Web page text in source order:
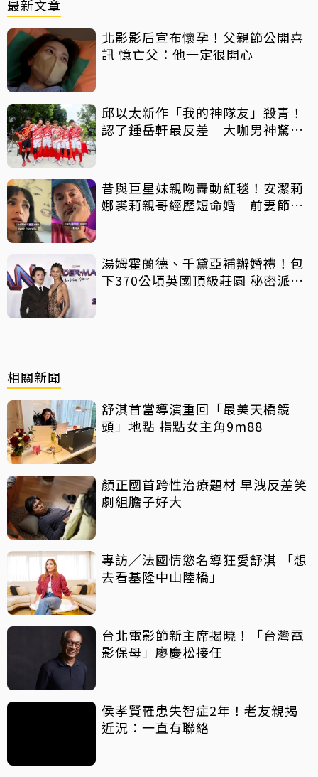
最新文章
北影影后宣布懷孕！父親節公開喜
訊 憶亡父：他一定很開心
邱以太新作「我的神隊友」殺青！
認了鍾岳軒最反差 大咖男神驚喜
昔與巨星妹親吻轟動紅毯！安潔莉
娜裘莉親哥經歷短命婚 前妻節目
湯姆霍蘭德、千黛亞補辦婚禮！包
下370公頃英國頂級莊園 秘密派對
相關新聞
舒淇首當導演重回「最美天橋鏡
頭」地點 指點女主角9m88
顏正國首跨性治療題材 早洩反差笑
劇組膽子好大
專訪／法國情慾名導狂愛舒淇 「想
去看基隆中山陸橋」
台北電影節新主席揭曉！「台灣電
影保母」廖慶松接任
侯孝賢罹患失智症2年！老友親揭
近況：一直有聯絡